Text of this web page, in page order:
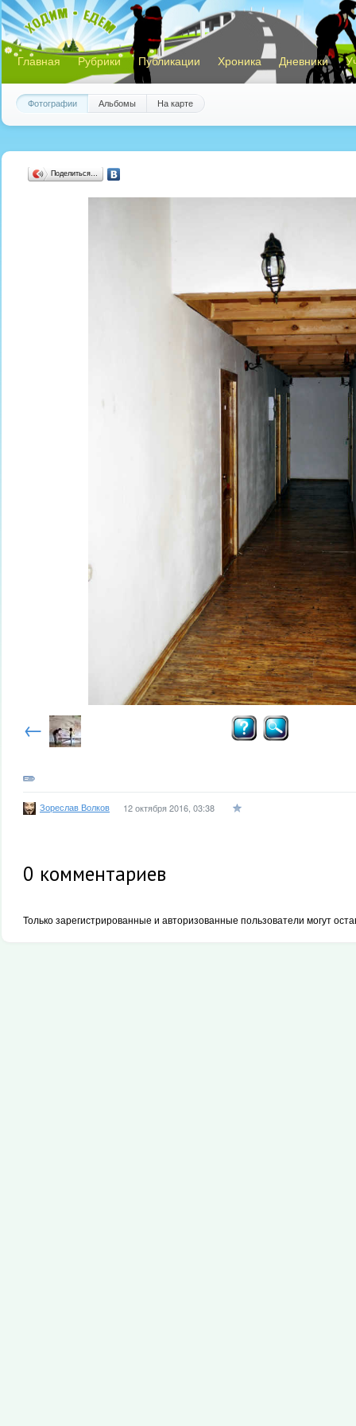
Главная Рубрики Публикации Хроника Дневники
Фотографии Альбомы На карте
Поделиться…
←
Зореслав Волков 12 октября 2016, 03:38
0 комментариев
Только зарегистрированные и авторизованные пользователи могут